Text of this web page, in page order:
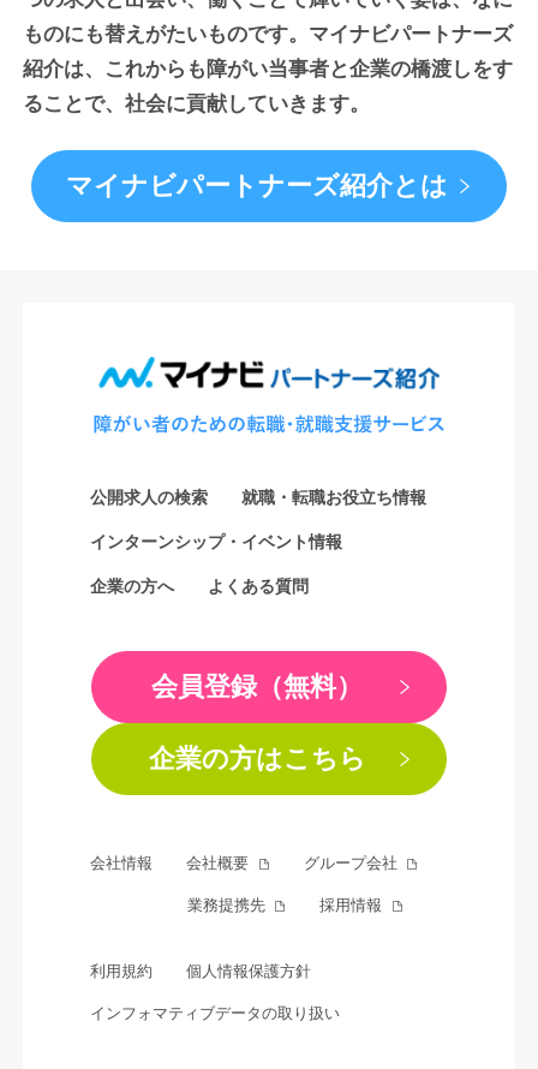
ものにも替えがたいものです。マイナビパートナーズ
紹介は、これからも障がい当事者と企業の橋渡しをす
ることで、社会に貢献していきます。
マイナビパートナーズ紹介とは
公開求人の検索 就職・転職お役立ち情報
インターンシップ・イベント情報
企業の方へ よくある質問
会員登録（無料）
企業の方はこちら
会社情報 会社概要 グループ会社
業務提携先 採用情報
利用規約 個人情報保護方針
インフォマティブデータの取り扱い